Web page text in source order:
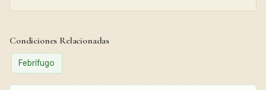
Condiciones Relacionadas
Febrífugo